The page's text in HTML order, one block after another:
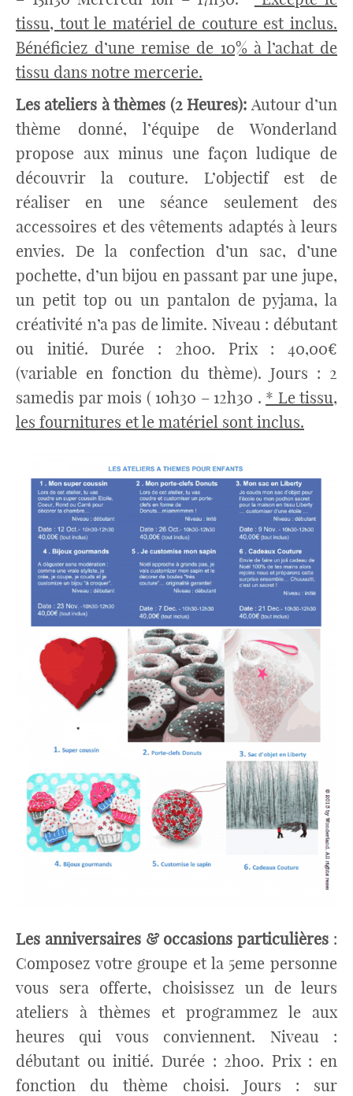
tissu, tout le matériel de couture est inclus.
Bénéficiez d’une remise de 10% à l’achat de
tissu dans notre mercerie.
Les ateliers à thèmes (2 Heures):Autour d’un
thème donné, l’équipe de Wonderland
propose aux minus une façon ludique de
découvrir la couture. L’objectif est de
réaliser en une séance seulement des
accessoires et des vêtements adaptés à leurs
envies. De la confection d’un sac, d’une
pochette, d’un bijou en passant par une jupe,
un petit top ou un pantalon de pyjama, la
créativité n’a pas de limite. Niveau : débutant
ou initié. Durée : 2h00. Prix : 40,00€
(variable en fonction du thème). Jours : 2
samedis par mois ( 10h30 – 12h30 . * Le tissu,
les fournitures et le matériel sont inclus.
Les anniversaires & occasions particulières :
Composez votre groupe et la 5eme personne
vous sera offerte, choisissez un de leurs
ateliers à thèmes et programmez le aux
heures qui vous conviennent. Niveau :
débutant ou initié. Durée : 2h00. Prix : en
fonction du thème choisi. Jours : sur